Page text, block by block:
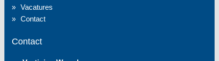
Vacatures
Contact
Contact